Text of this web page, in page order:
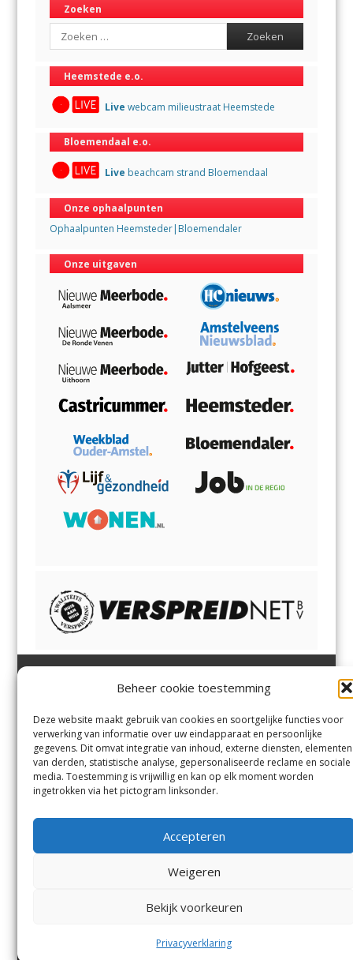
Beheer cookie toestemming
Deze website maakt gebruik van cookies en soortgelijke functies voor
verwerking van informatie over uw eindapparaat en persoonlijke
gegevens. Dit omvat integratie van inhoud, externe diensten, elementen
van derden, statistische analyse, gepersonaliseerde reclame en sociale
media. Toestemming is vrijwillig en kan op elk moment worden
ingetrokken via het pictogram linksonder.
Accepteren
Weigeren
Bekijk voorkeuren
Privacyverklaring
Zoeken
Search
Heemstede e.o.
Live webcam milieustraat Heemstede
Bloemendaal e.o.
Live beachcam strand Bloemendaal
Onze ophaalpunten
Ophaalpunten Heemsteder|Bloemendaler
Onze uitgaven
Margadantstraat 34
1976 DN IJmuiden
023-8200170
info@heemsteder.nl
info@bloemendaler.nl
Bennebroek,Vogelenzang,
OverveenenAerdenhout
Contact
Vacatures
Voorwaarden
© De Heemsteder Uitgevers B.V.